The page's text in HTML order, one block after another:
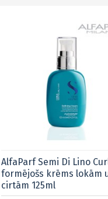
AlfaParf Semi Di Lino
formējošs krēms lokām
cirtām 125ml